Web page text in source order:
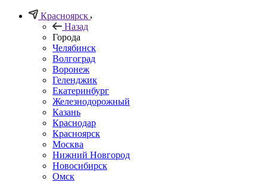
Красноярск
Назад
Города
Челябинск
Волгоград
Воронеж
Геленджик
Екатеринбург
Железнодорожный
Казань
Краснодар
Красноярск
Москва
Нижний Новгород
Новосибирск
Омск